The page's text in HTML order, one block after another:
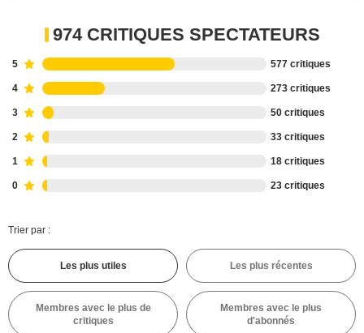
974 CRITIQUES SPECTATEURS
5 577 critiques
4 273 critiques
3 50 critiques
2 33 critiques
1 18 critiques
0 23 critiques
Trier par :
Les plus utiles Les plus récentes
Membres avec le plus de
critiques
Membres avec le plus
d'abonnés